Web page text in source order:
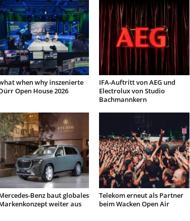
when why inszenierte
Open House 2026
IFA-Auftritt von AEG und
Electrolux von Studio
Bachmannkern
Benz baut globales
weiter aus
Telekom erneut als Partner
beim Wacken Open Air